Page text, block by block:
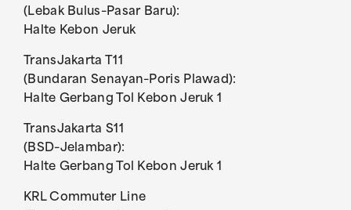
(Lebak Bulus–Pasar Baru):
Halte Kebon Jeruk
TransJakarta T11
(Bundaran Senayan–Poris Plawad):
Halte Gerbang Tol Kebon Jeruk 1
TransJakarta S11
(BSD–Jelambar):
Halte Gerbang Tol Kebon Jeruk 1
KRL Commuter Line